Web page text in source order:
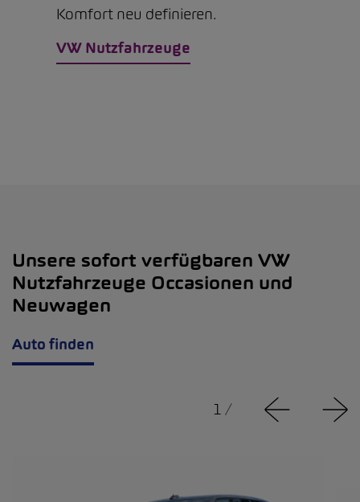
Komfort neu definieren.
VW Nutzfahrzeuge
Unsere sofort verfügbaren VW
Nutzfahrzeuge Occasionen und
Neuwagen
Auto finden
1 /